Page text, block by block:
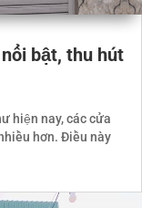
bật, thu hút
hiện nay, các cửa
hơn. Điều này